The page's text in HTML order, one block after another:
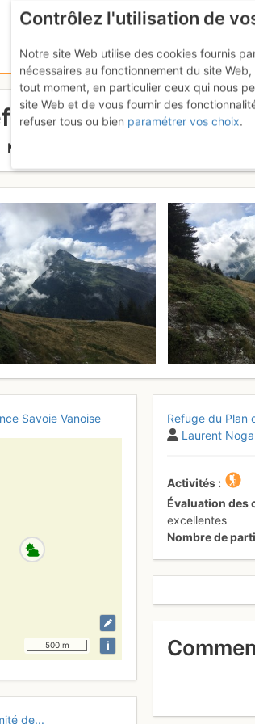
du Plan des
Mercredi 26 juillet 2017
Savoie Vanoise
500 m i
de...
Refuge du Plan
Laurent
Activités
Évaluation des
excellentes
Nombre de
Contrôlez l'utilisation de
Notre site Web utilise des cookies fournis
nécessaires au fonctionnement du site
tout moment, en particulier ceux qui nous
site Web et de vous fournir des
refuser tous ou bien paramétrer vos choix.